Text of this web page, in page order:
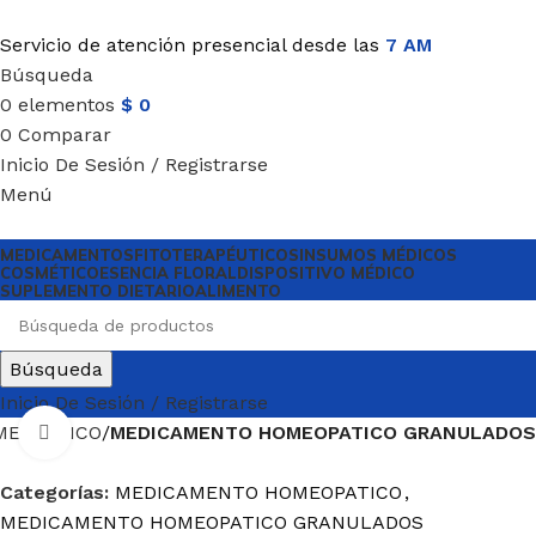
Servicio de atención presencial desde las 7 AM
Búsqueda
0 elementos $ 0
0 Comparar
Inicio De Sesión / Registrarse
Menú
MEDICAMENTOSFITOTERAPÉUTICOSINSUMOS MÉDICOS
COSMÉTICOESENCIA FLORALDISPOSITIVO MÉDICO
SUPLEMENTO DIETARIOALIMENTO
Búsqueda
Inicio De Sesión / Registrarse
MEDICAMENTO HOMEOPATICO GRANULADOS
Haga Click para agrandar
Categorías: MEDICAMENTO HOMEOPATICO ,
MEDICAMENTO HOMEOPATICO GRANULADOS